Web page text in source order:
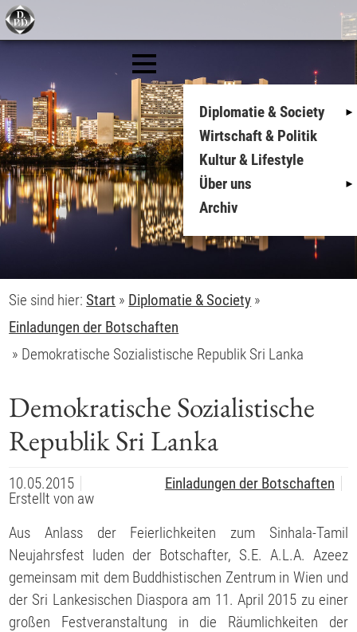
Diplomatie & Society
Wirtschaft & Politik
Kultur & Lifestyle
Über uns
Archiv
Sie sind hier:Start » Diplomatie & Society »
Einladungen der Botschaften
» Demokratische Sozialistische Republik Sri Lanka
Demokratische Sozialistische
Republik Sri Lanka
10.05.2015
Einladungen der Botschaften
Erstellt von aw
Aus Anlass der Feierlichkeiten zum Sinhala-Tamil
Neujahrsfest luden der Botschafter, S.E. A.L.A. Azeez
gemeinsam mit dem Buddhistischen Zentrum in Wien und
der Sri Lankesischen Diaspora am 11. April 2015 zu einer
großen Festveranstaltung in die Räumlichkeiten der